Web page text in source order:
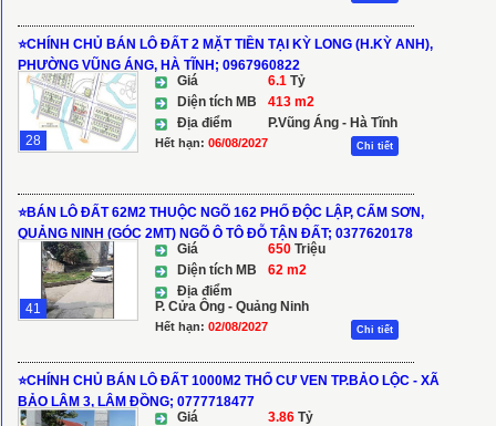
⭐️CHÍNH CHỦ BÁN LÔ ĐẤT 2 MẶT TIỀN TẠI KỲ LONG (H.KỲ ANH),
PHƯỜNG VŨNG ÁNG, HÀ TĨNH; 0967960822
28
Giá 6.1 Tỷ
Diện tích MB
413 m2
Địa điểm
P.Vũng Áng - Hà Tĩnh
Hết hạn: 06/08/2027 Chi tiết
⭐️BÁN LÔ ĐẤT 62M2 THUỘC NGÕ 162 PHỐ ĐỘC LẬP, CẨM SƠN,
QUẢNG NINH (GÓC 2MT) NGÕ Ô TÔ ĐỖ TẬN ĐẤT; 0377620178
41
Giá 650 Triệu
Diện tích MB
62 m2
Địa điểm
P. Cửa Ông - Quảng Ninh
Hết hạn: 02/08/2027 Chi tiết
⭐️CHÍNH CHỦ BÁN LÔ ĐẤT 1000M2 THỔ CƯ VEN TP.BẢO LỘC - XÃ
BẢO LÂM 3, LÂM ĐỒNG; 0777718477
Giá 3.86 Tỷ